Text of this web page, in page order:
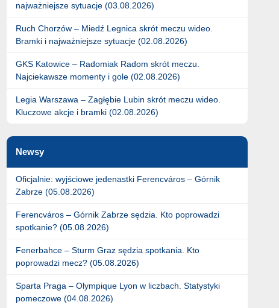
najważniejsze sytuacje (03.08.2026)
Ruch Chorzów – Miedź Legnica skrót meczu wideo.
Bramki i najważniejsze sytuacje (02.08.2026)
GKS Katowice – Radomiak Radom skrót meczu.
Najciekawsze momenty i gole (02.08.2026)
Legia Warszawa – Zagłębie Lubin skrót meczu wideo.
Kluczowe akcje i bramki (02.08.2026)
Newsy
Oficjalnie: wyjściowe jedenastki Ferencváros – Górnik
Zabrze (05.08.2026)
Ferencváros – Górnik Zabrze sędzia. Kto poprowadzi
spotkanie? (05.08.2026)
Fenerbahce – Sturm Graz sędzia spotkania. Kto
poprowadzi mecz? (05.08.2026)
Sparta Praga – Olympique Lyon w liczbach. Statystyki
pomeczowe (04.08.2026)